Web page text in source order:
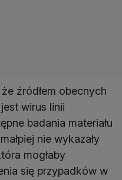
źródłem obecnych
wirus linii
badania materiału
nie wykazały
mogłaby
się przypadków w